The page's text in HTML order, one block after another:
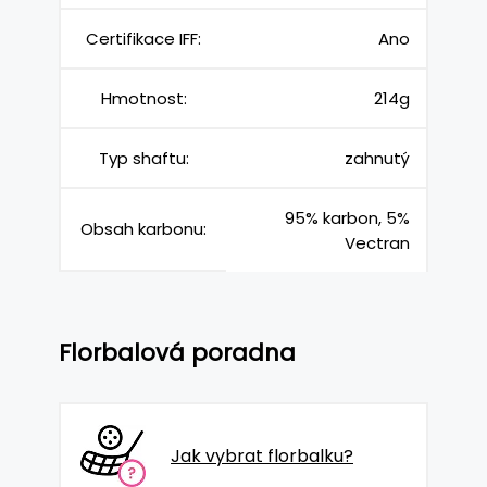
Certifikace IFF: Ano
Hmotnost: 214g
Typ shaftu: zahnutý
Obsah karbonu:
95% karbon, 5%
Vectran
Florbalová poradna
Jak vybrat florbalku?